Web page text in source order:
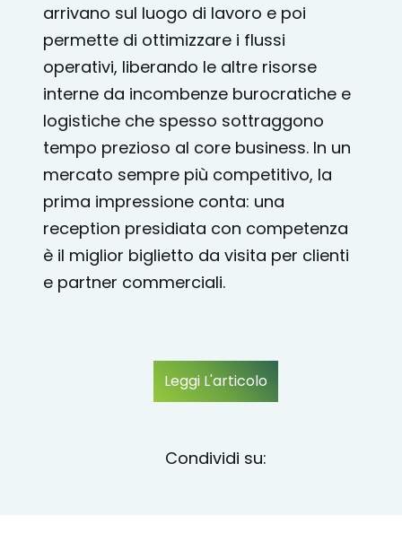
arrivano sul luogo di lavoro e poi
permette di ottimizzare i flussi
operativi, liberando le altre risorse
interne da incombenze burocratiche e
logistiche che spesso sottraggono
tempo prezioso al core business. In un
mercato sempre più competitivo, la
prima impressione conta: una
reception presidiata con competenza
è il miglior biglietto da visita per clienti
e partner commerciali.
Leggi L'articolo
Condividi su: